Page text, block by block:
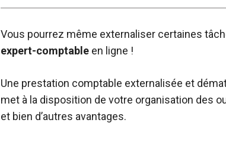
Vous pourrez même externaliser certaines
expert-comptable en ligne !
Une prestation comptable externalisée et
met à la disposition de votre organisation des
et bien d’autres avantages.